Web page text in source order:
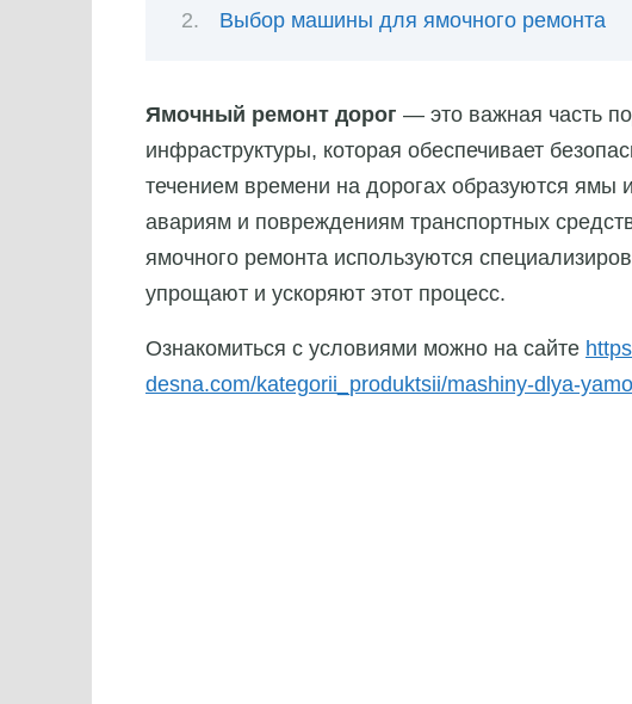
Выбор машины для ямочного ремонта
Ямочный ремонт дорог — это важная часть
инфраструктуры, которая обеспечивает
течением времени на дорогах образуются ямы
авариям и повреждениям транспортных
ямочного ремонта используются
упрощают и ускоряют этот процесс.
Ознакомиться с условиями можно на сайте
desna.com/kategorii_produktsii/mashiny-dlya-